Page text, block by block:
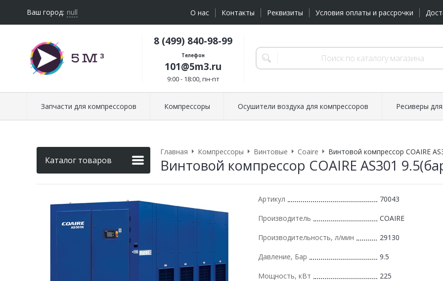
Ваш город: null О нас Контакты Реквизиты Условия оплаты и рассрочки
8 (499) 840-98-99
Телефон
101@5m3.ru
9:00 - 18:00, пн-пт
Запчасти для компрессоров Компрессоры Осушители воздуха для компрессоров Ресиверы
Каталог товаров
Главная Компрессоры Винтовые Coaire Винтовой компрессор COAIRE
Винтовой компрессор COAIRE AS301
Артикул 70043
Производитель COAIRE
Производительность, л/мин 29130
Давление, Бар 9.5
Мощность, кВт 225